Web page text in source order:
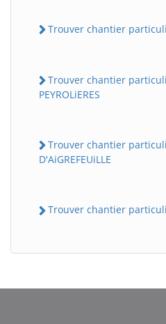
Trouver chantier
Trouver chantier
PEYROLiERES
Trouver chantier
D'AiGREFEUiLLE
Trouver chantier